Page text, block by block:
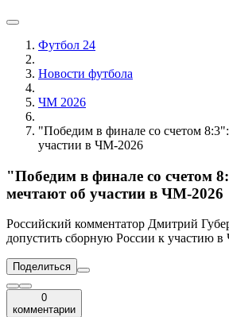
Футбол 24
Новости футбола
ЧМ 2026
"Победим в финале со счетом
участии в ЧМ-2026
"Победим в финале со счетом
мечтают об участии в ЧМ-2026
Российский комментатор Дмитрий
допустить сборную России к участию
Поделиться
0
комментарии